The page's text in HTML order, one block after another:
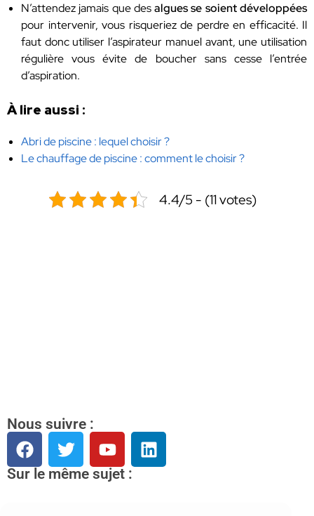
N’attendez jamais que desalgues se soient développées
pour intervenir, vous risqueriez de perdre en efficacité. Il
faut donc utiliser l’aspirateur manuel avant, une utilisation
régulière vous évite de boucher sans cesse l’entrée
d’aspiration.
À lire aussi :
Abri de piscine : lequel choisir ?
Le chauffage de piscine : comment le choisir ?
4.4/5 - (11 votes)
Nous suivre :
Sur le même sujet :